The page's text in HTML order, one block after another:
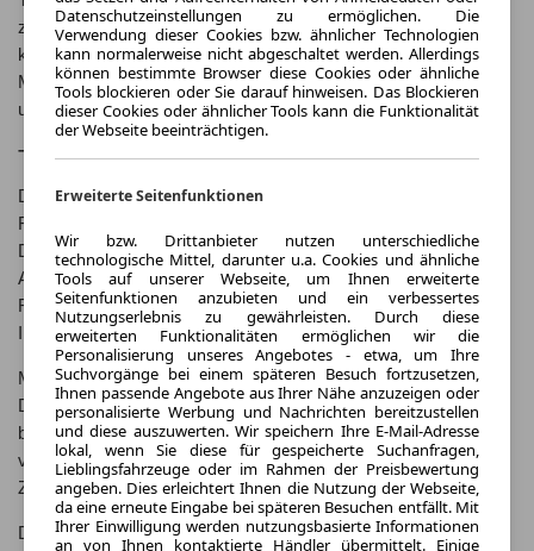
zuverlässiges und leistungsstarkes Elektroauto gemacht. Mit
kontinuierlichen Weiterentwicklungen und Updates bleibt der
MG Marvel R auch in Zukunft eine attraktive Option für
umweltbewusste Autofahrer.
Technische Features
Der MG Marvel R verfügt über eine Vielzahl von technischen
Features, die das Fahrerlebnis noch angenehmer machen.
Dazu gehören unter anderem ein intelligentes
Allradantriebssystem, eine 360-Grad-Kamera für optimale
Rundumsicht und ein hochauflösender Touchscreen für das
Infotainmentsystem.
Mit einer Leistung von 200 kW (272 PS) und einem
Drehmoment von 665 Nm bietet der MG Marvel R eine
beeindruckende Beschleunigung und Dynamik. Die Reichweite
von bis zu 400 Kilometer ermöglicht lange Fahrstrecken ohne
Zwischenladen und sorgt für Flexibilität im Alltag.
Der MG Marvel R ist zudem mit einer Vielzahl von
Datenschutzeinstellungen zu ermöglichen. Die
Verwendung dieser Cookies bzw. ähnlicher Technologien
kann normalerweise nicht abgeschaltet werden. Allerdings
können bestimmte Browser diese Cookies oder ähnliche
Tools blockieren oder Sie darauf hinweisen. Das Blockieren
dieser Cookies oder ähnlicher Tools kann die Funktionalität
der Webseite beeinträchtigen.
Erweiterte Seitenfunktionen
Wir bzw. Drittanbieter nutzen unterschiedliche
technologische Mittel, darunter u.a. Cookies und ähnliche
Tools auf unserer Webseite, um Ihnen erweiterte
Seitenfunktionen anzubieten und ein verbessertes
Nutzungserlebnis zu gewährleisten. Durch diese
erweiterten Funktionalitäten ermöglichen wir die
Personalisierung unseres Angebotes - etwa, um Ihre
Suchvorgänge bei einem späteren Besuch fortzusetzen,
Ihnen passende Angebote aus Ihrer Nähe anzuzeigen oder
personalisierte Werbung und Nachrichten bereitzustellen
und diese auszuwerten. Wir speichern Ihre E-Mail-Adresse
lokal, wenn Sie diese für gespeicherte Suchanfragen,
Lieblingsfahrzeuge oder im Rahmen der Preisbewertung
angeben. Dies erleichtert Ihnen die Nutzung der Webseite,
da eine erneute Eingabe bei späteren Besuchen entfällt. Mit
Ihrer Einwilligung werden nutzungsbasierte Informationen
an von Ihnen kontaktierte Händler übermittelt. Einige